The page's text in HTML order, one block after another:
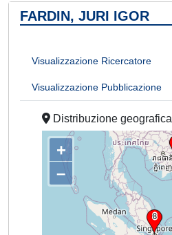
FARDIN, JURI IGOR
Visualizzazione Ricercatore
Visualizzazione Pubblicazione
Distribuzione geografica
+
–